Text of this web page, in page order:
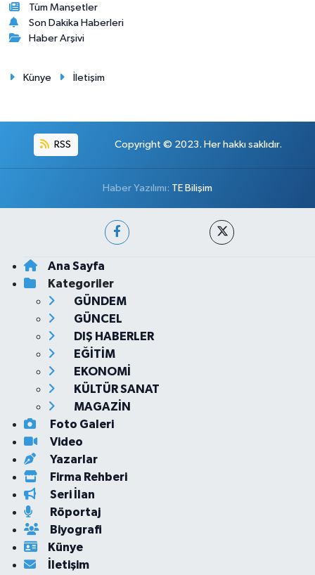
Tüm Manşetler
Son Dakika Haberleri
Haber Arşivi
Künye İletişim
RSS Copyright © 2023. Her hakkı saklıdır.
Haber Yazılımı: TE Bilişim
Ana Sayfa
Kategoriler
GÜNDEM
GÜNCEL
DIŞ HABERLER
EĞİTİM
EKONOMİ
KÜLTÜR SANAT
MAGAZİN
Foto Galeri
Video
Yazarlar
Firma Rehberi
Seri İlan
Röportaj
Biyografi
Künye
İletişim